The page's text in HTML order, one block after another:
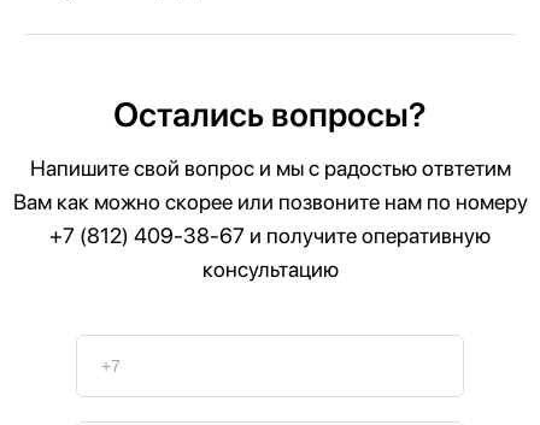
Остались вопросы?
Напишите свой вопрос и мы с радостью отвтетим
Вам как можно скорее или позвоните нам по номеру
+7 (812) 409-38-67 и получите оперативную
консультацию